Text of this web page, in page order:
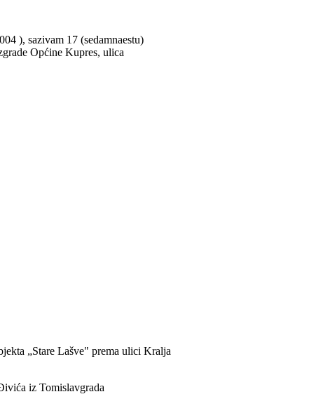
), sazivam 17 (sedamnaestu)
Općine Kupres, ulica
„Stare Lašve" prema ulici Kralja
iz Tomislavgrada